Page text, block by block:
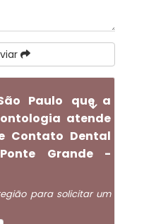
Paulo que a
atende
Contato Dental
Grande -
para solicitar um